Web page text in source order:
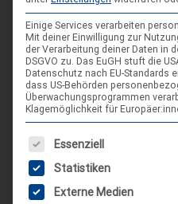
SCHLAGWORT-SUCHE
Einige Services verarbeiten
Mit deiner Einwilligung zur
der Verarbeitung deiner Daten in
DSGVO zu. Das EuGH stuft die
Datenschutz nach EU-Standards
dass US-Behörden
Überwachungsprogrammen
Klagemöglichkeit für
Es folgt eine Liste der
Essenziell
Statistiken
Externe Medien